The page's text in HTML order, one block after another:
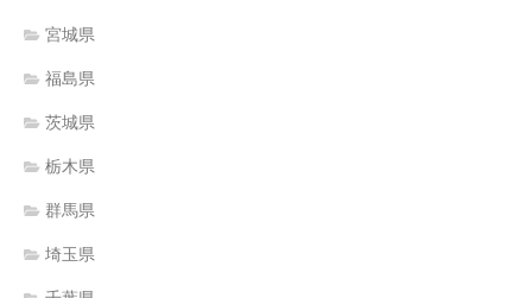
宮城県
福島県
茨城県
栃木県
群馬県
埼玉県